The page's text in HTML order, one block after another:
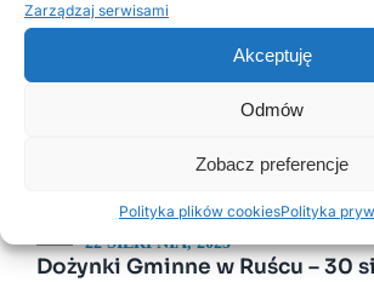
Zarządzaj serwisami
Akceptuję
Odmów
Zobacz preferencje
Polityka plików cookiesPolityka
2 LUTEGO, 2026
PSZOK Rusiec – godziny
zasady przyjmowania odpadów
Zapraszamy na Dożynki Gminne
22 SIERPNIA, 2025
Dożynki Gminne w Ruścu – 30